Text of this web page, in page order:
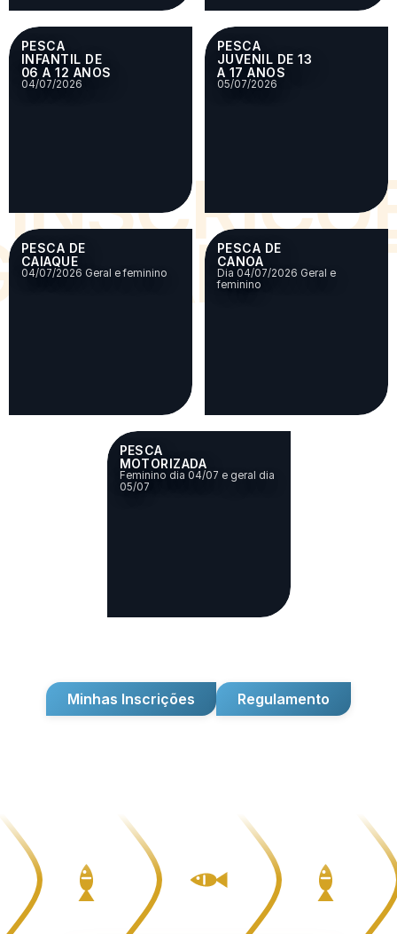
PESCA
INFANTIL DE
06 A 12 ANOS
04/07/2026
PESCA
JUVENIL DE 13
A 17 ANOS
05/07/2026
PESCA DE
CAIAQUE
04/07/2026 Geral e feminino
PESCA DE
CANOA
Dia 04/07/2026 Geral e
feminino
PESCA
MOTORIZADA
Feminino dia 04/07 e geral dia
05/07
Minhas Inscrições Regulamento